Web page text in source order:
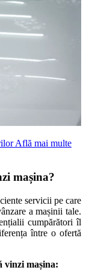
Află mai multe
mașina?
servicii pe care
a mașinii tale.
cumpărători îl
între o ofertă
vinzi mașina: